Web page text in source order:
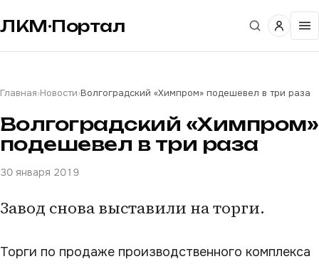
ЛКМ·Портал
Главная›Новости›Волгоградский «Химпром» подешевел в три раза
Волгоградский «Химпром»
подешевел в три раза
30 января 2019
Завод снова выставили на торги.
Торги по продаже производственного комплекса